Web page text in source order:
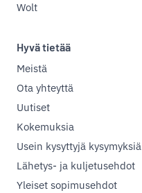
Wolt
Hyvä tietää
Meistä
Ota yhteyttä
Uutiset
Kokemuksia
Usein kysyttyjä kysymyksiä
Lähetys- ja kuljetusehdot
Yleiset sopimusehdot